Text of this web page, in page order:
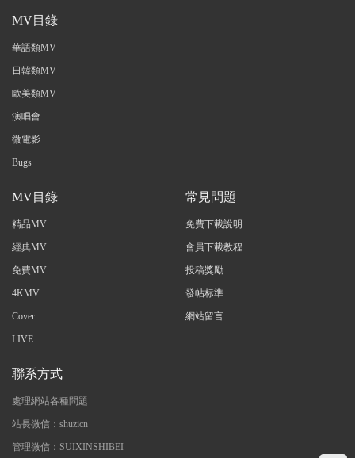
MV目錄
華語類MV
日韓類MV
歐美類MV
演唱會
微電影
Bugs
MV目錄
精品MV
經典MV
免費MV
4KMV
Cover
LIVE
常見問題
免費下載說明
會員下載教程
投稿獎勵
發帖标準
網站留言
聯系方式
處理網站各種問題
站長微信：shuzicn
管理微信：SUIXINSHIBEI